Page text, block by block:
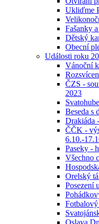
Ukliďme
Fašanky
Dětský
Obecní
Události roku
Vánoční
ČZS -
2023
Beseda s
Drakiáda
ČČK -
6.10.-
Paseky -
Všechno
Orelský
Posezení
Oslava